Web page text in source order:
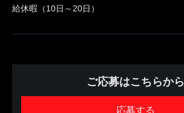
給休暇（10日～20日）
ご応募はこちらから
応募する